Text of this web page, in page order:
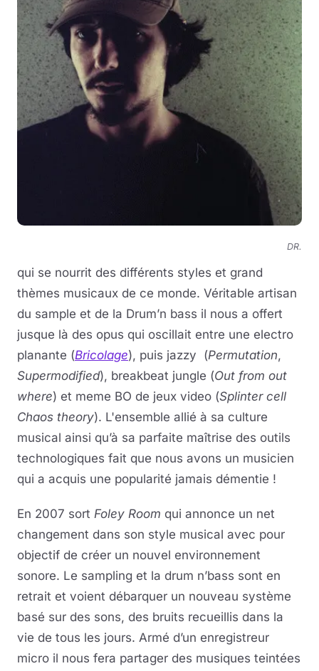
DR.
qui se nourrit des différents styles et grand
thèmes musicaux de ce monde. Véritable artisan
du sample et de la Drum’n bass il nous a offert
jusque là des opus qui oscillait entre une electro
planante (Bricolage), puis jazzy (Permutation,
Supermodified), breakbeat jungle (Out from out
where) et meme BO de jeux video (Splinter cell
Chaos theory). L'ensemble allié à sa culture
musical ainsi qu’à sa parfaite maîtrise des outils
technologiques fait que nous avons un musicien
qui a acquis une popularité jamais démentie !
En 2007 sort Foley Room qui annonce un net
changement dans son style musical avec pour
objectif de créer un nouvel environnement
sonore. Le sampling et la drum n’bass sont en
retrait et voient débarquer un nouveau système
basé sur des sons, des bruits recueillis dans la
vie de tous les jours. Armé d’un enregistreur
micro il nous fera partager des musiques teintées